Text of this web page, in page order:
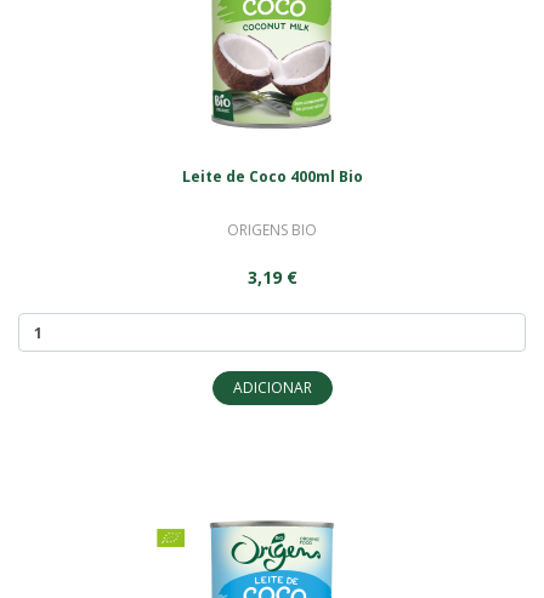
Leite de Coco 400ml Bio
ORIGENS BIO
3,19 €
ADICIONAR